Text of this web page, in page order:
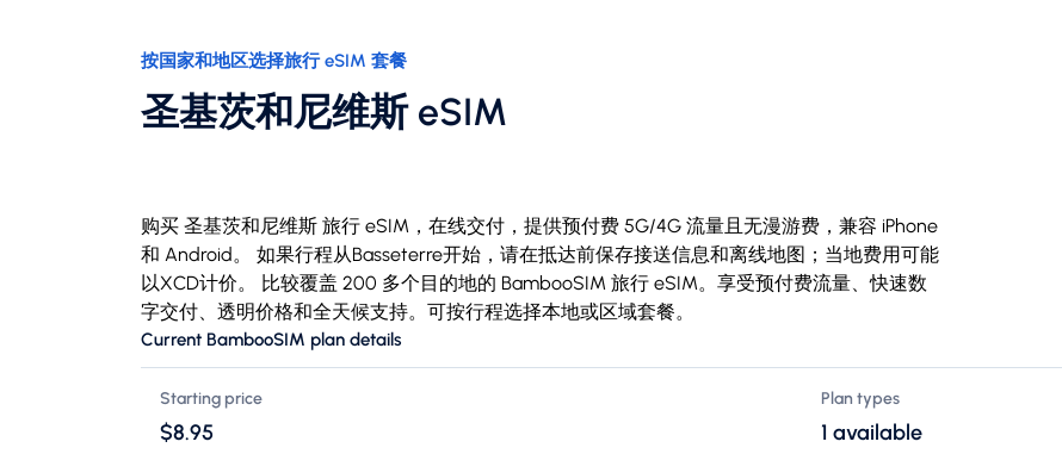
按国家和地区选择旅行 eSIM 套餐
圣基茨和尼维斯 eSIM
购买 圣基茨和尼维斯 旅行 eSIM，在线交付，提供预付费 5G/4G 流量且无漫游费，兼容 iPhone
和 Android。 如果行程从Basseterre开始，请在抵达前保存接送信息和离线地图；当地费用可能
以XCD计价。 比较覆盖 200 多个目的地的 BambooSIM 旅行 eSIM。享受预付费流量、快速数
字交付、透明价格和全天候支持。可按行程选择本地或区域套餐。
Current BambooSIM plan details
Starting price
$8.95
Plan types
1 available